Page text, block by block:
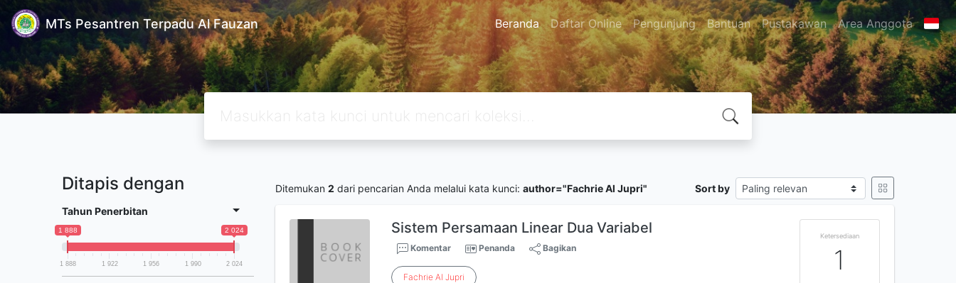
MTs Pesantren Terpadu Al Fauzan Beranda Daftar Online Pengunjung Bantuan Pustakawan Area Anggota
Ditapis dengan
Tahun Penerbitan
1 888 2 024
1 888 1 922 1 956 1 990 2 024
Ditemukan 2 dari pencarian Anda melalui kata kunci: author="Fachrie Al Jupri" Sort by
Sistem Persamaan Linear Dua Variabel
Komentar Penanda Bagikan
Fachrie Al Jupri
Ketersediaan
1